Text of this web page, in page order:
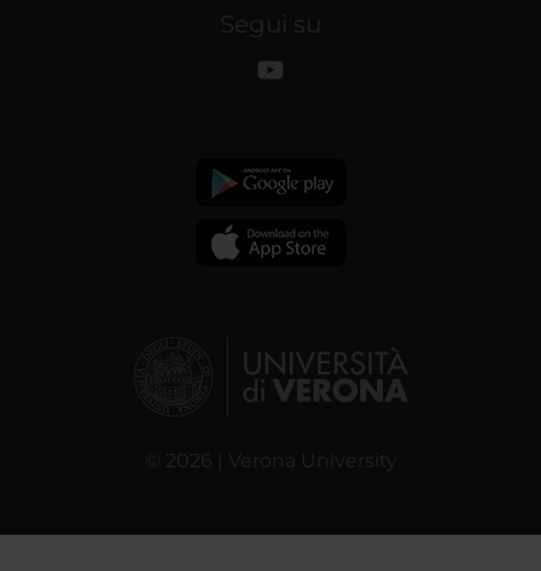
Segui su
© 2026 | Verona University